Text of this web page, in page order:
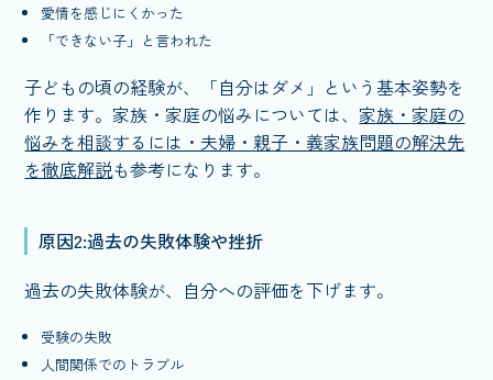
愛情を感じにくかった
「できない子」と言われた
子どもの頃の経験が、「自分はダメ」という基本姿勢を
作ります。家族・家庭の悩みについては、家族・家庭の
悩みを相談するには・夫婦・親子・義家族問題の解決先
を徹底解説も参考になります。
原因2:過去の失敗体験や挫折
過去の失敗体験が、自分への評価を下げます。
受験の失敗
人間関係でのトラブル